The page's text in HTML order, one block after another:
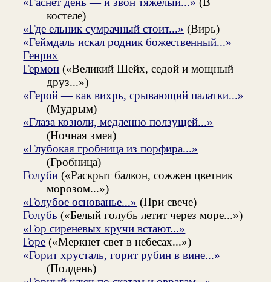
костеле)
«Где ельник сумрачный стоит...» (Вирь)
«Геймдаль искал родник божественный...»
Генрих
Гермон («Великий Шейх, седой и мощный
друз...»)
«Герой — как вихрь, срывающий палатки...»
(Мудрым)
«Глаза козюли, медленно ползущей...»
(Ночная змея)
«Глубокая гробница из порфира...»
(Гробница)
Голуби («Раскрыт балкон, сожжен цветник
морозом...»)
«Голубое основанье...» (При свече)
Голубь («Белый голубь летит через море...»)
«Гор сиреневых кручи встают...»
Горе («Меркнет свет в небесах...»)
«Горит хрусталь, горит рубин в вине...»
(Полдень)